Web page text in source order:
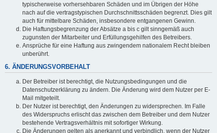
typischerweise vorhersehbaren Schäden und im Übrigen der Höhe
nach auf die vertragstypischen Durchschnittsschäden begrenzt. Dies gilt
auch für mittelbare Schäden, insbesondere entgangenen Gewinn.
Die Haftungsbegrenzung der Absätze a bis c gilt sinngemäß auch
zugunsten der Mitarbeiter und Erfüllungsgehilfen des Betreibers.
Ansprüche für eine Haftung aus zwingendem nationalem Recht bleiben
unberührt.
6. ÄNDERUNGSVORBEHALT
Der Betreiber ist berechtigt, die Nutzungsbedingungen und die
Datenschutzerklärung zu ändern. Die Änderung wird dem Nutzer per E-
Mail mitgeteilt.
Der Nutzer ist berechtigt, den Änderungen zu widersprechen. Im Falle
des Widerspruchs erlischt das zwischen dem Betreiber und dem Nutzer
bestehende Vertragsverhältnis mit sofortiger Wirkung.
Die Änderungen gelten als anerkannt und verbindlich, wenn der Nutzer